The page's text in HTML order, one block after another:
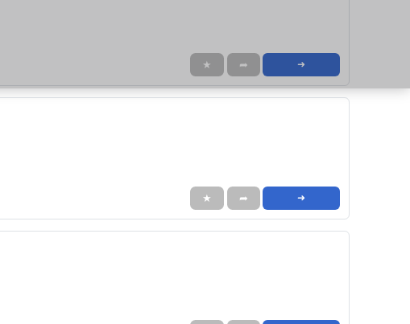
★ ➦ ➜
★ ➦ ➜